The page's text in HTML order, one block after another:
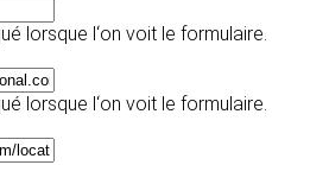
slash
slash
AAAA
lorsque l‘on voit le formulaire.
lorsque l‘on voit le formulaire.